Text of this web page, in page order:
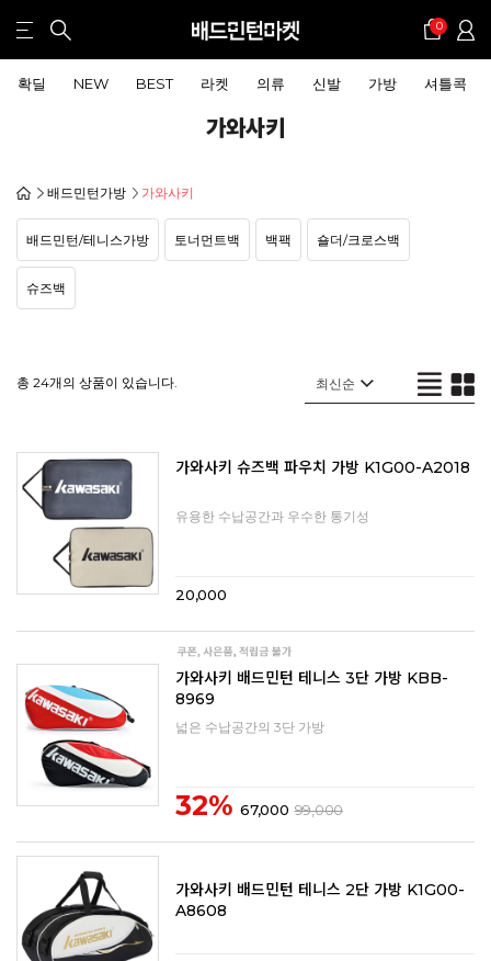
0
확딜 NEW BEST 라켓 의류 신발 가방 셔틀콕
가와사키
배드민턴가방 가와사키
배드민턴/테니스가방 토너먼트백 백팩 숄더/크로스백
슈즈백
총 24개의 상품이 있습니다.
가와사키 슈즈백 파우치 가방 K1G00-A2018
유용한 수납공간과 우수한 통기성
20,000
가와사키 배드민턴 테니스 3단 가방 KBB-
8969
넓은 수납공간의 3단 가방
32% 67,000 99,000
가와사키 배드민턴 테니스 2단 가방 K1G00-
A8608